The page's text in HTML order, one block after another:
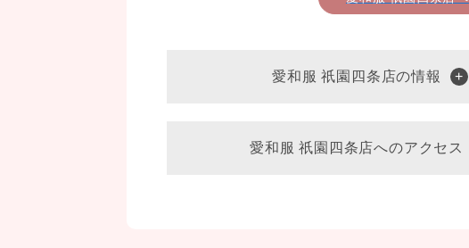
愛和服 祇園四条店の情報
愛和服 祇園四条店へのアクセス